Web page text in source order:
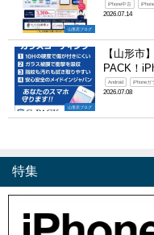
山形店ブログ
iPhone中古
2026.07.14
山形店ブログ
【山形市
PACK！
Android iPhoneガ
2026.07.08
特集